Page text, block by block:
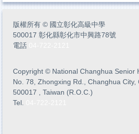
版權所有 © 國立彰化高級中學
500017 彰化縣彰化市中興路78號
電話
Copyright © National Changhua Senior
No. 78, Zhongxing Rd., Changhua City,
500017 , Taiwan (R.O.C.)
Tel.